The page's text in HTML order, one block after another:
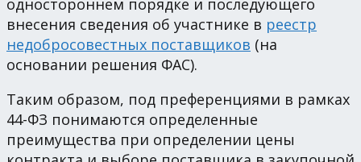
одностороннем порядке и последующего
внесения сведения об участнике в реестр
недобросовестных поставщиков (на
основании решения ФАС).
Таким образом, под преференциями в рамках
44-ФЗ понимаются определенные
преимущества при определении цены